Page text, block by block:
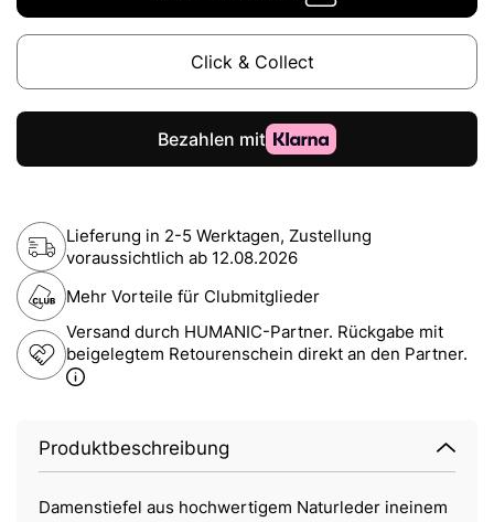
Click & Collect
Lieferung in 2-5 Werktagen, Zustellung
voraussichtlich ab 12.08.2026
Mehr Vorteile für Clubmitglieder
Versand durch HUMANIC-Partner. Rückgabe mit
beigelegtem Retourenschein direkt an den Partner.
Produktbeschreibung
Damenstiefel aus hochwertigem Naturleder ineinem